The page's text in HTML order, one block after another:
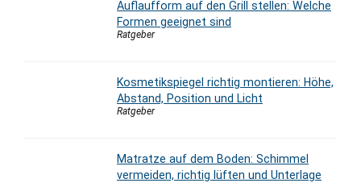
Auflaufform auf den Grill stellen: Welche
Formen geeignet sind
Ratgeber
Kosmetikspiegel richtig montieren: Höhe,
Abstand, Position und Licht
Ratgeber
Matratze auf dem Boden: Schimmel
vermeiden, richtig lüften und Unterlage